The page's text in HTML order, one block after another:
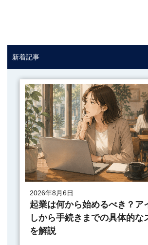
新着記事
2026年8月6日
起業は何から始めるべき？ア
しから手続きまでの具体的な
を解説